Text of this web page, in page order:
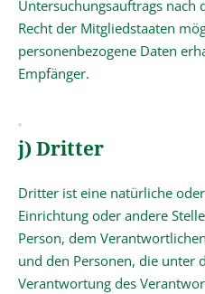
Untersuchungsauftrags nach
Recht der Mitgliedstaaten
personenbezogene Daten
Empfänger.
j) Dritter
Dritter ist eine natürliche
Einrichtung oder andere
Person, dem
und den Personen, die unter
Verantwortung des